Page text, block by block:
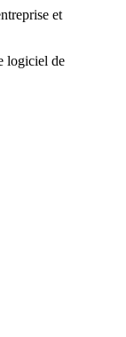
et
logiciel de